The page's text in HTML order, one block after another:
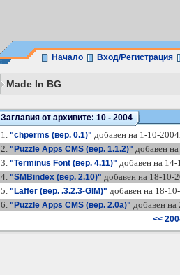
Начало Вход/Регистрация
Made In BG
Заглавия от архивите: 10 - 2004
1. "chperms (вер. 0.1)" добавен на 1-10-
2. "Puzzle Apps CMS (вер. 1.1.2)" добавен
3. "Terminus Font (вер. 4.11)" добавен на 14-
4. "SMBindex (вер. 2.10)" добавен на 18-10-
5. "Laffer (вер. .3.2.3-GIM)" добавен на 18-
6. "Puzzle Apps CMS (вер. 2.0a)" добавен на
<<